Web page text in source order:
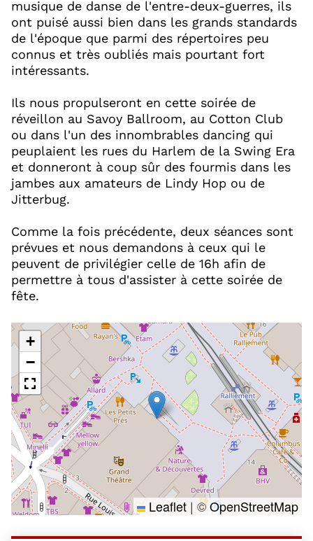
musique de danse de l'entre-deux-guerres, ils
ont puisé aussi bien dans les grands standards
de l'époque que parmi des répertoires peu
connus et très oubliés mais pourtant fort
intéressants.​
Ils nous propulseront en cette soirée de
réveillon au Savoy Ballroom, au Cotton Club
ou dans l'un des innombrables dancing qui
peuplaient les rues du Harlem de la Swing Era
et donneront à coup sûr des fourmis dans les
jambes aux amateurs de Lindy Hop ou de
Jitterbug.​
Comme la fois précédente, deux séances sont
prévues et nous demandons à ceux qui le
peuvent de privilégier celle de 16h afin de
permettre à tous d'assister à cette soirée de
fête.
+
−
Leaflet | ©OpenStreetMap